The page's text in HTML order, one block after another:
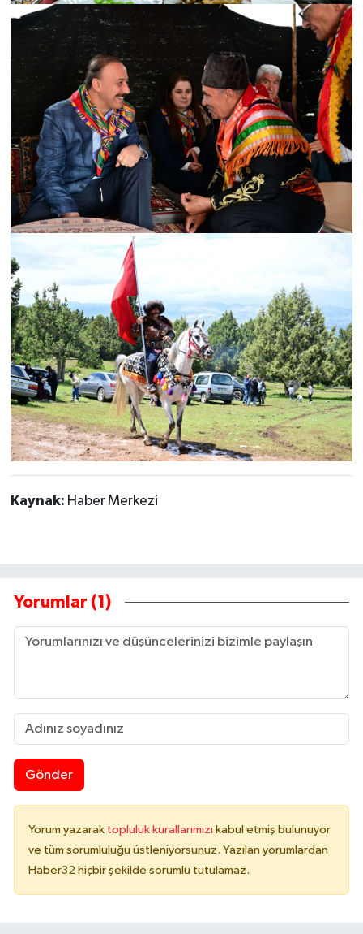
Kaynak: Haber Merkezi
Yorumlar (1)
Gönder
Yorum yazarak topluluk kurallarımızı kabul etmiş bulunuyor
ve tüm sorumluluğu üstleniyorsunuz. Yazılan yorumlardan
Haber32 hiçbir şekilde sorumlu tutulamaz.